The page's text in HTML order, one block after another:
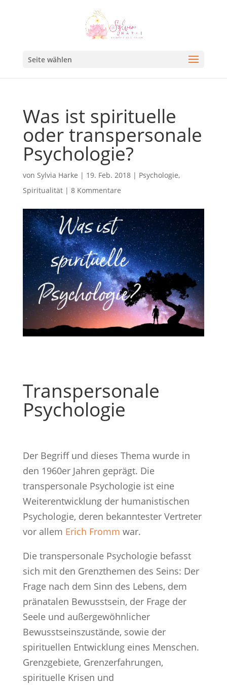
Seite wählen
Was ist spirituelle
oder transpersonale
Psychologie?
von Sylvia Harke | 19. Feb. 2018| Psychologie,
Spiritualität| 8 Kommentare
Transpersonale
Psychologie
Der Begriff und dieses Thema wurde in
den 1960er Jahren geprägt. Die
transpersonale Psychologie ist eine
Weiterentwicklung der humanistischen
Psychologie, deren bekanntester Vertreter
vor allem Erich Fromm war.
Die transpersonale Psychologie befasst
sich mit den Grenzthemen des Seins: Der
Frage nach dem Sinn des Lebens, dem
pränatalen Bewusstsein, der Frage der
Seele und außergewöhnlicher
Bewusstseinszustände, sowie der
spirituellen Entwicklung eines Menschen.
Grenzgebiete, Grenzerfahrungen,
spirituelle Krisen und